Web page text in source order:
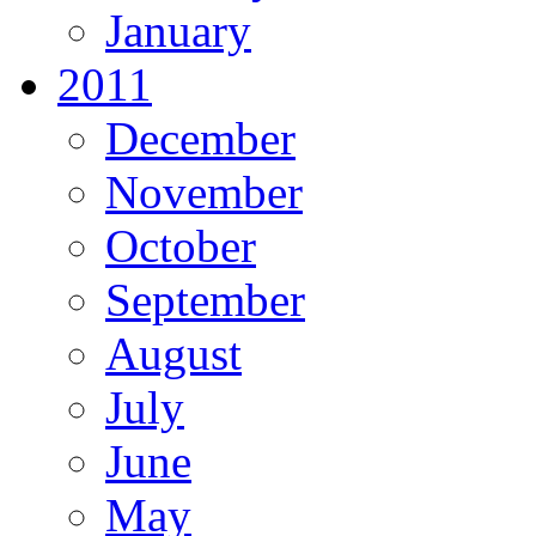
January
2011
December
November
October
September
August
July
June
May